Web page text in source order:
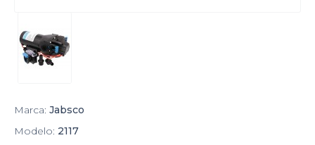
Marca: Jabsco
Modelo: 2117